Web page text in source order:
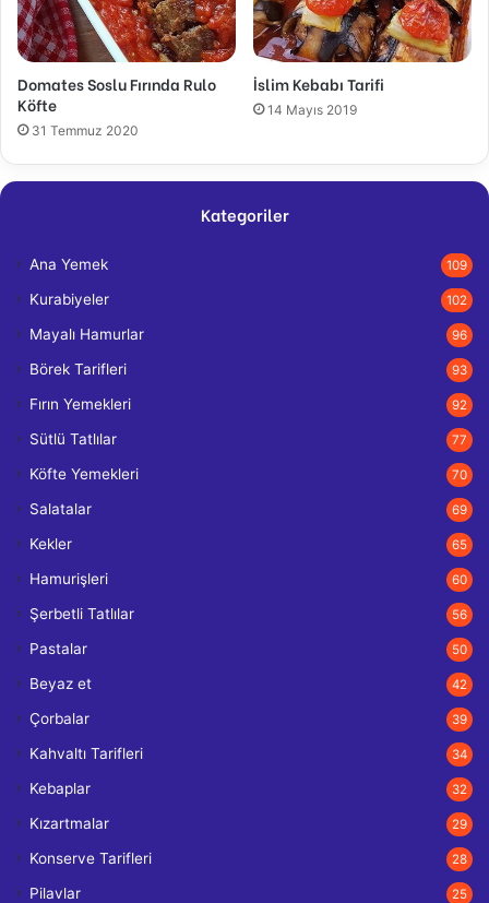
Domates Soslu Fırında Rulo
Köfte
31 Temmuz 2020
İslim Kebabı Tarifi
14 Mayıs 2019
Kategoriler
Ana Yemek 109
Kurabiyeler 102
Mayalı Hamurlar 96
Börek Tarifleri 93
Fırın Yemekleri 92
Sütlü Tatlılar 77
Köfte Yemekleri 70
Salatalar 69
Kekler 65
Hamurişleri 60
Şerbetli Tatlılar 56
Pastalar 50
Beyaz et 42
Çorbalar 39
Kahvaltı Tarifleri 34
Kebaplar 32
Kızartmalar 29
Konserve Tarifleri 28
Pilavlar 25